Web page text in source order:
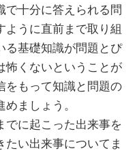
で十分に答えられる問
ように直前まで取り組
る基礎知識が問題とぴ
怖くないということが
をもって知識と問題の
ましょう。
でに起こった出来事を
たい出来事についてま